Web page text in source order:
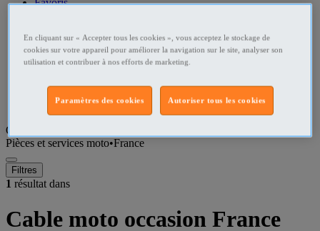
Favoris
Accueil
Cable moto occasion France
Que recherchez-vous ?
Pièces et services moto•France
Filtres
1 résultat dans
Cable moto occasion France
En cliquant sur « Accepter tous les cookies », vous acceptez le stockage de
cookies sur votre appareil pour améliorer la navigation sur le site, analyser son
utilisation et contribuer à nos efforts de marketing.
Autoriser tous les cookies
Paramètres des cookies